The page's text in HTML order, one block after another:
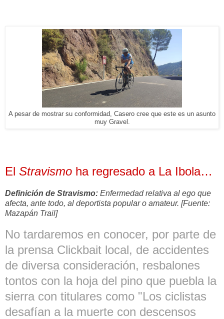
A pesar de mostrar su conformidad, Casero cree que este es un asunto
muy Gravel.
El Stravismo ha regresado a La Ibola…
Definición de Stravismo: Enfermedad relativa al ego que
afecta, ante todo, al deportista popular o amateur. [Fuente:
Mazapán Trail]
No tardaremos en conocer, por parte de
la prensa Clickbait local, de accidentes
de diversa consideración, resbalones
tontos con la hoja del pino que puebla la
sierra con titulares como "Los ciclistas
desafían a la muerte con descensos